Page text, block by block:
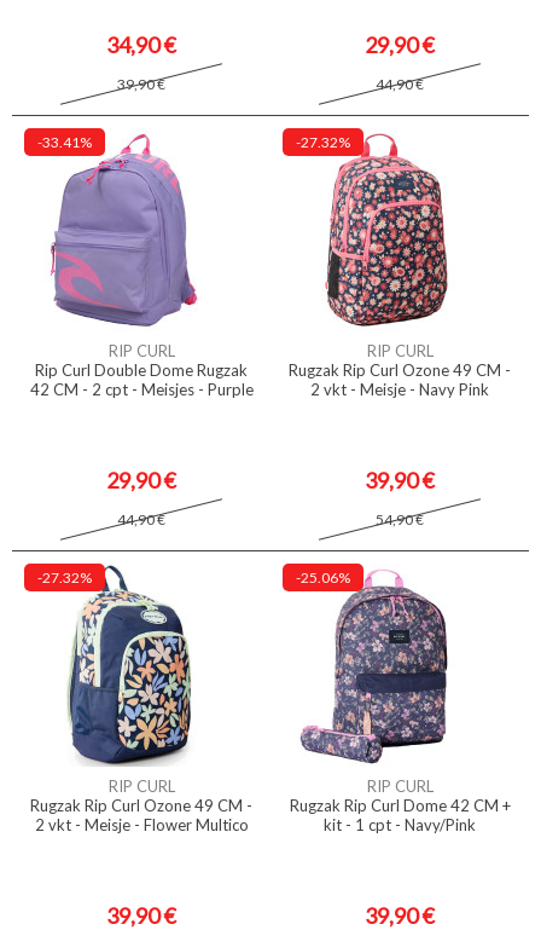
34,90 €
39,90 €
29,90 €
44,90 €
-33.41%
RIP CURL
Rip Curl Double Dome Rugzak
42 CM - 2 cpt - Meisjes - Purple
29,90 €
44,90 €
-27.32%
RIP CURL
Rugzak Rip Curl Ozone 49 CM -
2 vkt - Meisje - Navy Pink
39,90 €
54,90 €
-27.32%
RIP CURL
Rugzak Rip Curl Ozone 49 CM -
2 vkt - Meisje - Flower Multico
39,90 €
-25.06%
RIP CURL
Rugzak Rip Curl Dome 42 CM +
kit - 1 cpt - Navy/Pink
39,90 €